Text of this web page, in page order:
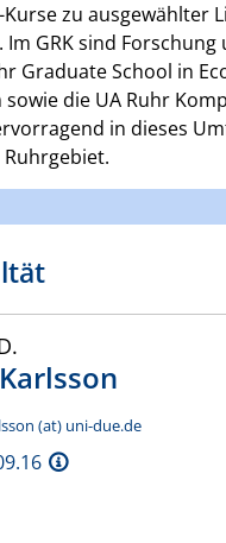
zu ausgewählter
GRK sind
Graduate School in
die UA Ruhr
in dieses
Karlsson
(at) uni-due.de